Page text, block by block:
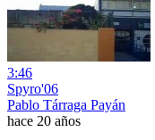
3:46
Spyro'06
Pablo Tárraga Payán
hace 20 años